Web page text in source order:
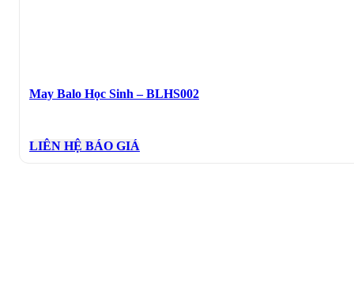
May Balo Học Sinh – BLHS002
LIÊN HỆ BÁO GIÁ